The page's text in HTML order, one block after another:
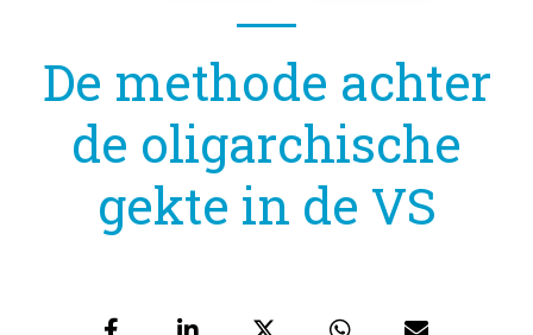
De methode achter
de oligarchische
gekte in de VS